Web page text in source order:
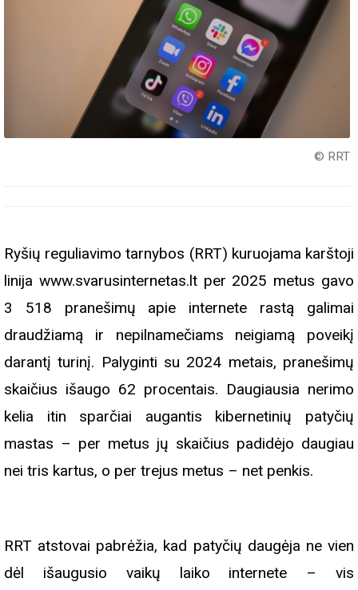
© RRT
Ryšių reguliavimo tarnybos (RRT) kuruojama karštoji
linija www.svarusinternetas.lt per 2025 metus gavo
3 518 pranešimų apie internete rastą galimai
draudžiamą ir nepilnamečiams neigiamą poveikį
darantį turinį. Palyginti su 2024 metais, pranešimų
skaičius išaugo 62 procentais. Daugiausia nerimo
kelia itin sparčiai augantis kibernetinių patyčių
mastas – per metus jų skaičius padidėjo daugiau
nei tris kartus, o per trejus metus – net penkis.
RRT atstovai pabrėžia, kad patyčių daugėja ne vien
dėl išaugusio vaikų laiko internete – vis